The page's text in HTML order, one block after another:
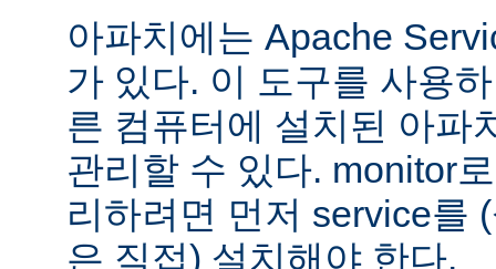
아파치에는 Apache
가 있다. 이 도구를 사용
른 컴퓨터에 설치된 아파
관리할 수 있다. monitor
리하려면 먼저 service를
은 직접) 설치해야 한다.